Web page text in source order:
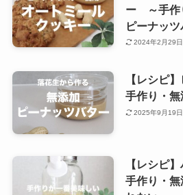
ー ～手作
ピーナッ
2024年2月29日
【レシピ
手作り・無
2025年9月19日
【レシピ
手作り・